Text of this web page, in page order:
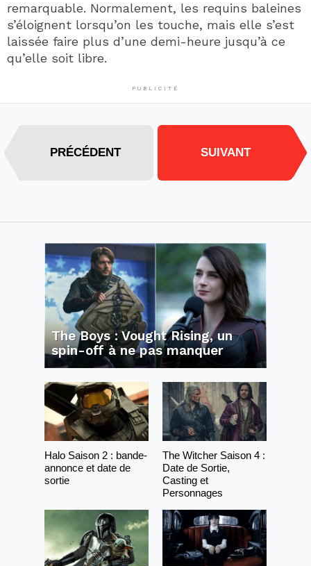
remarquable. Normalement, les requins baleines
s’éloignent lorsqu’on les touche, mais elle s’est
laissée faire plus d’une demi-heure jusqu’à ce
qu’elle soit libre.
PUBLICITÉ
PRÉCÉDENT SUIVANT
The Boys : Vought Rising, un
spin-off à ne pas manquer
Halo Saison 2 : bande-
annonce et date de
sortie
The Witcher Saison 4 :
Date de Sortie,
Casting et
Personnages